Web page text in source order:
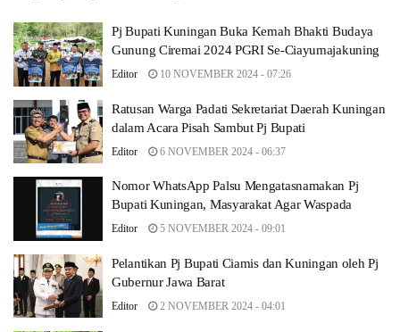
Pj Bupati Kuningan Buka Kemah Bhakti Budaya
Gunung Ciremai 2024 PGRI Se-Ciayumajakuning
Editor 10 NOVEMBER 2024 - 07:26
Ratusan Warga Padati Sekretariat Daerah Kuningan
dalam Acara Pisah Sambut Pj Bupati
Editor 6 NOVEMBER 2024 - 06:37
Nomor WhatsApp Palsu Mengatasnamakan Pj
Bupati Kuningan, Masyarakat Agar Waspada
Editor 5 NOVEMBER 2024 - 09:01
Pelantikan Pj Bupati Ciamis dan Kuningan oleh Pj
Gubernur Jawa Barat
Editor 2 NOVEMBER 2024 - 04:01